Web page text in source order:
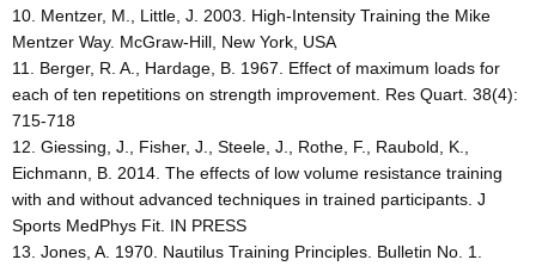
Mentzer, M., Little, J. 2003. High-Intensity Training the Mike
Mentzer Way. McGraw-Hill, New York, USA
Berger, R. A., Hardage, B. 1967. Effect of maximum loads for
each of ten repetitions on strength improvement. Res Quart. 38(4):
715-718
Giessing, J., Fisher, J., Steele, J., Rothe, F., Raubold, K.,
Eichmann, B. 2014. The effects of low volume resistance training
with and without advanced techniques in trained participants. J
Sports MedPhys Fit. IN PRESS
Jones, A. 1970. Nautilus Training Principles. Bulletin No. 1.